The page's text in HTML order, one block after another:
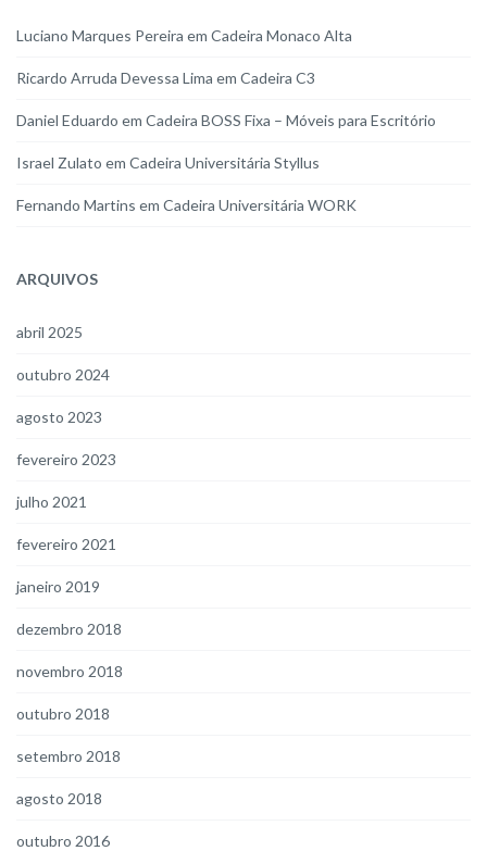
Luciano Marques Pereira em Cadeira Monaco Alta
Ricardo Arruda Devessa Lima em Cadeira C3
Daniel Eduardo em Cadeira BOSS Fixa – Móveis para Escritório
Israel Zulato em Cadeira Universitária Styllus
Fernando Martins em Cadeira Universitária WORK
ARQUIVOS
abril 2025
outubro 2024
agosto 2023
fevereiro 2023
julho 2021
fevereiro 2021
janeiro 2019
dezembro 2018
novembro 2018
outubro 2018
setembro 2018
agosto 2018
outubro 2016